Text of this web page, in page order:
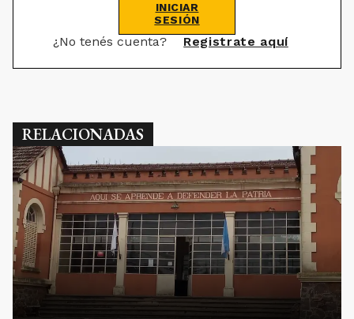
INICIAR
SESIÓN
¿No tenés cuenta? Registrate aquí
RELACIONADAS